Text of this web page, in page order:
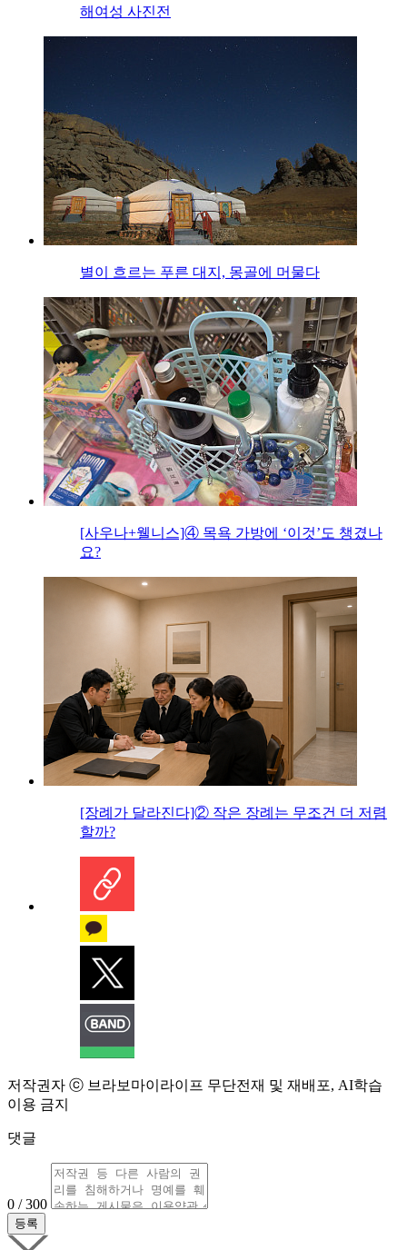
해여성 사진전
별이 흐르는 푸른 대지, 몽골에 머물다
[사우나+웰니스]④ 목욕 가방에 ‘이것’도 챙겼나
요?
[장례가 달라진다]② 작은 장례는 무조건 더 저렴
할까?
저작권자 ⓒ 브라보마이라이프 무단전재 및 재배포, AI학습
이용 금지
댓글
0 / 300